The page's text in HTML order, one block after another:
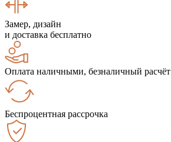
Замер, дизайн
и доставка бесплатно
Оплата наличными, безналичный расчёт
Беспроцентная рассрочка